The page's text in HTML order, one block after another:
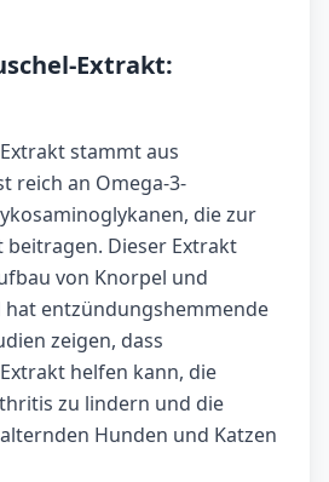
Extrakt:
stammt aus
reich an Omega-3-
die zur
beitragen. Dieser Extrakt
von Knorpel und
hat entzündungshemmende
zeigen, dass
helfen kann, die
zu lindern und die
Hunden und Katzen